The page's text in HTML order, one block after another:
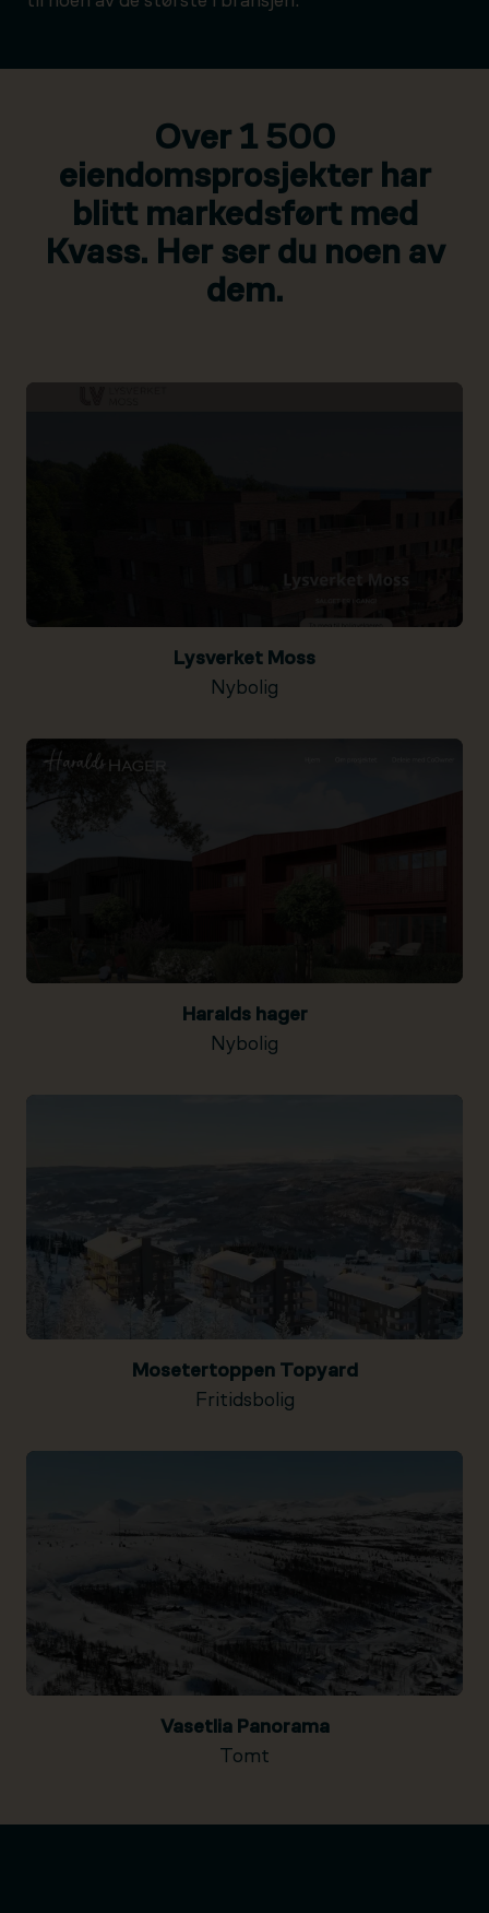
Over 1 500
eiendomsprosjekter har
blitt markedsført med
Kvass. Her ser du noen av
dem.
Lysverket Moss
Nybolig
Haralds hager
Nybolig
Mosetertoppen Topyard
Fritidsbolig
Vasetlia Panorama
Tomt